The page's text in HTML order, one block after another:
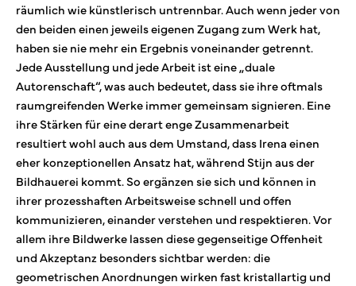
räumlich wie künstlerisch untrennbar. Auch wenn jeder von
den beiden einen jeweils eigenen Zugang zum Werk hat,
haben sie nie mehr ein Ergebnis voneinander getrennt.
Jede Ausstellung und jede Arbeit ist eine „duale
Autorenschaft“, was auch bedeutet, dass sie ihre oftmals
raumgreifenden Werke immer gemeinsam signieren. Eine
ihre Stärken für eine derart enge Zusammenarbeit
resultiert wohl auch aus dem Umstand, dass Irena einen
eher konzeptionellen Ansatz hat, während Stijn aus der
Bildhauerei kommt. So ergänzen sie sich und können in
ihrer prozesshaften Arbeitsweise schnell und offen
kommunizieren, einander verstehen und respektieren. Vor
allem ihre Bildwerke lassen diese gegenseitige Offenheit
und Akzeptanz besonders sichtbar werden: die
geometrischen Anordnungen wirken fast kristallartig und